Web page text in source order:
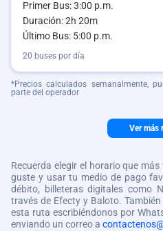
Primer Bus: 3:00 p.m.
Duración: 2h 20m
Último Bus: 5:00 p.m.
20 buses por día
*Precios calculados semanalmente,
parte del operador
Ver más
Recuerda elegir el horario que
guste y usar tu medio de pago
débito, billeteras digitales como
través de Efecty y Baloto.
esta ruta escribiéndonos por
enviando un correo a